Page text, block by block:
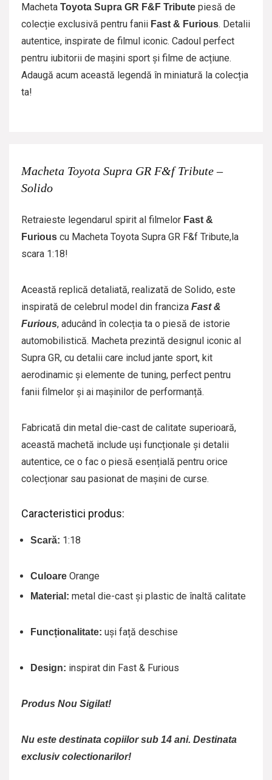
Macheta Toyota Supra GR F&F Tribute piesă de
colecție exclusivă pentru fanii Fast & Furious. Detalii
autentice, inspirate de filmul iconic. Cadoul perfect
pentru iubitorii de mașini sport și filme de acțiune.
Adaugă acum această legendă în miniatură la colecția
ta!
Macheta Toyota Supra GR F&f Tribute –
Solido
Retraieste legendarul spirit al filmelor Fast &
Furious cu Macheta Toyota Supra GR F&f Tribute,la
scara 1:18!
Această replică detaliată, realizată de Solido, este
inspirată de celebrul model din franciza Fast &
Furious, aducând în colecția ta o piesă de istorie
automobilistică. Macheta prezintă designul iconic al
Supra GR, cu detalii care includ jante sport, kit
aerodinamic și elemente de tuning, perfect pentru
fanii filmelor și ai mașinilor de performanță.
Fabricată din metal die-cast de calitate superioară,
această machetă include uși funcționale și detalii
autentice, ce o fac o piesă esențială pentru orice
colecționar sau pasionat de mașini de curse.
Caracteristici produs:
Scară: 1:18
Culoare Orange
Material: metal die-cast și plastic de înaltă calitate
Funcționalitate: uși față deschise
Design: inspirat din Fast & Furious
Produs Nou Sigilat!
Nu este destinata copiilor sub 14 ani. Destinata
exclusiv colectionarilor!